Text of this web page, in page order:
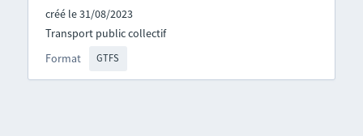
créé le 31/08/2023
Format GTFS
Transport public collectif